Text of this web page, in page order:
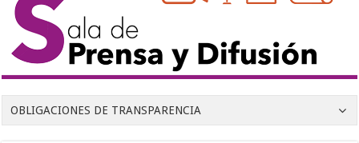
OBLIGACIONES DE TRANSPARENCIA